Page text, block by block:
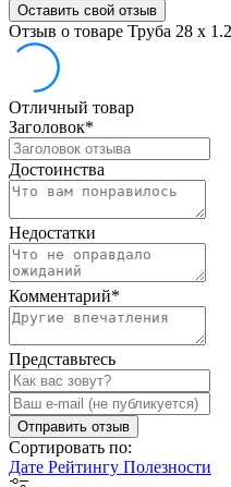
Оставить свой отзыв
Отзыв о товаре Труба 28 х
Отличный товар
Заголовок*
Достоинства
Недостатки
Комментарий*
Представьтесь
Отправить отзыв
Сортировать по:
Дате Рейтингу Полезности